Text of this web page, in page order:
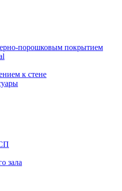
порошковым покрытием
к стене
зала